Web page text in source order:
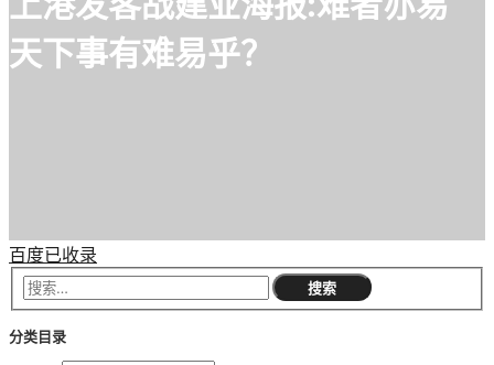
天下事有难易乎？
百度已收录
分类目录